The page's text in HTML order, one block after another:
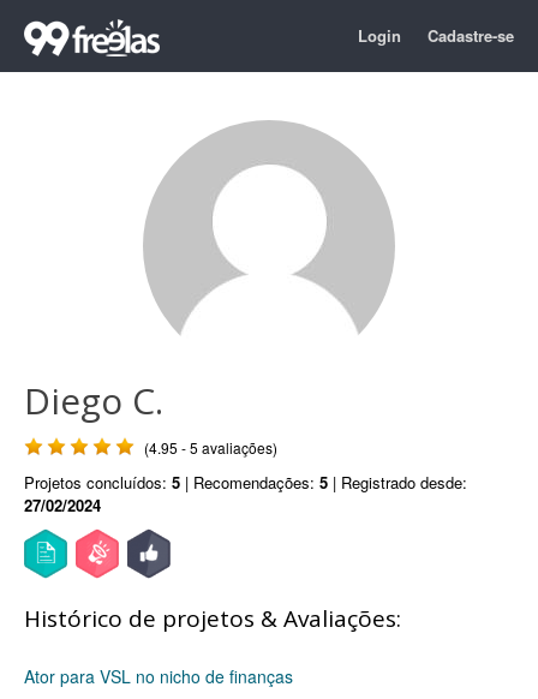
Login Cadastre-se
Diego C.
(4.95 - 5 avaliações)
Projetos concluídos: 5 | Recomendações: 5 | Registrado desde:
27/02/2024
Histórico de projetos & Avaliações:
Ator para VSL no nicho de finanças